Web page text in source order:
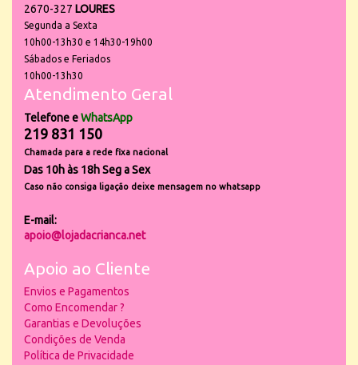
2670-327 LOURES
Segunda a Sexta
10h00-13h30 e 14h30-19h00
Sábados e Feriados
10h00-13h30
Atendimento Geral
Telefone eWhatsApp
219 831 150
Chamada para a rede fixa nacional
Das 10h às 18h Seg a Sex
Caso não consiga ligação deixe mensagem no whatsapp
E-mail:
apoio@lojadacrianca.net
Apoio ao Cliente
Envios e Pagamentos
Como Encomendar ?
Garantias e Devoluções
Condições de Venda
Política de Privacidade